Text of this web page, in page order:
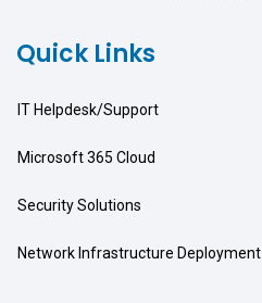
Quick Links
IT Helpdesk/Support
Microsoft 365 Cloud
Security Solutions
Network Infrastructure Deployment